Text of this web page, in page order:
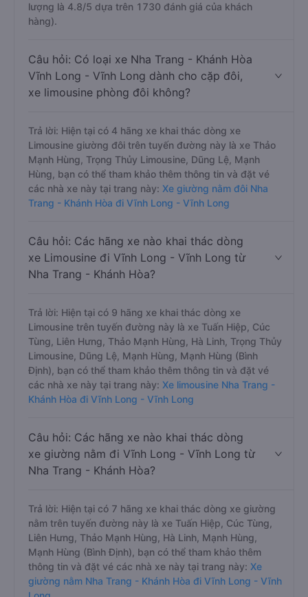
lượng là 4.8/5 dựa trên 1730 đánh giá của khách
hàng).
Câu hỏi: Có loại xe Nha Trang - Khánh Hòa
Vĩnh Long - Vĩnh Long dành cho cặp đôi,
xe limousine phòng đôi không?
Trả lời: Hiện tại có 4 hãng xe khai thác dòng xe
Limousine giường đôi trên tuyến đường này là xe Thảo
Mạnh Hùng, Trọng Thủy Limousine, Dũng Lệ, Mạnh
Hùng, bạn có thể tham khảo thêm thông tin và đặt vé
các nhà xe này tại trang này: Xe giường nằm đôi Nha
Trang - Khánh Hòa đi Vĩnh Long - Vĩnh Long
Câu hỏi: Các hãng xe nào khai thác dòng
xe Limousine đi Vĩnh Long - Vĩnh Long từ
Nha Trang - Khánh Hòa?
Trả lời: Hiện tại có 9 hãng xe khai thác dòng xe
Limousine trên tuyến đường này là xe Tuấn Hiệp, Cúc
Tùng, Liên Hưng, Thảo Mạnh Hùng, Hà Linh, Trọng Thủy
Limousine, Dũng Lệ, Mạnh Hùng, Mạnh Hùng (Bình
Định), bạn có thể tham khảo thêm thông tin và đặt vé
các nhà xe này tại trang này: Xe limousine Nha Trang -
Khánh Hòa đi Vĩnh Long - Vĩnh Long
Câu hỏi: Các hãng xe nào khai thác dòng
xe giường nằm đi Vĩnh Long - Vĩnh Long từ
Nha Trang - Khánh Hòa?
Trả lời: Hiện tại có 7 hãng xe khai thác dòng xe giường
nằm trên tuyến đường này là xe Tuấn Hiệp, Cúc Tùng,
Liên Hưng, Thảo Mạnh Hùng, Hà Linh, Mạnh Hùng,
Mạnh Hùng (Bình Định), bạn có thể tham khảo thêm
thông tin và đặt vé các nhà xe này tại trang này: Xe
giường nằm Nha Trang - Khánh Hòa đi Vĩnh Long - Vĩnh